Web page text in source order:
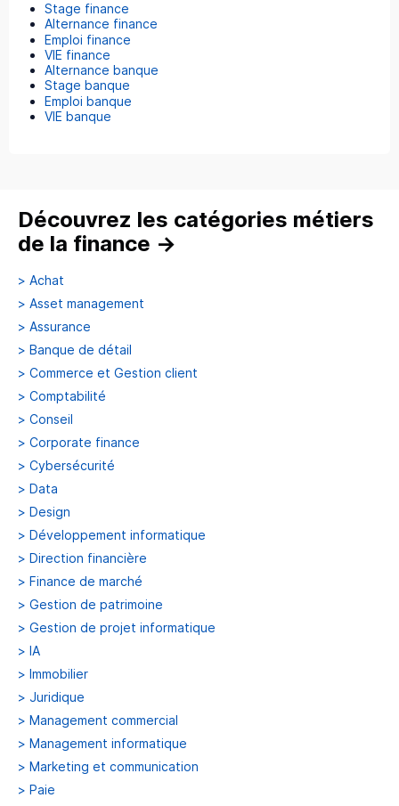
Stage finance
Alternance finance
Emploi finance
VIE finance
Alternance banque
Stage banque
Emploi banque
VIE banque
Découvrez les catégories métiers
de la finance →
> Achat
> Asset management
> Assurance
> Banque de détail
> Commerce et Gestion client
> Comptabilité
> Conseil
> Corporate finance
> Cybersécurité
> Data
> Design
> Développement informatique
> Direction financière
> Finance de marché
> Gestion de patrimoine
> Gestion de projet informatique
> IA
> Immobilier
> Juridique
> Management commercial
> Management informatique
> Marketing et communication
> Paie